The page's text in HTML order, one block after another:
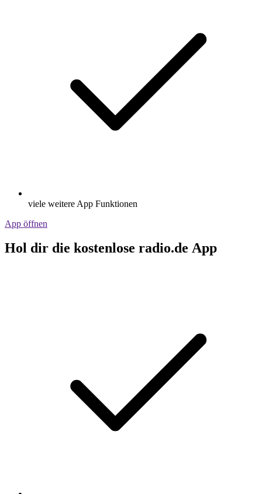
viele weitere App Funktionen
App öffnen
Hol dir die kostenlose radio.de App